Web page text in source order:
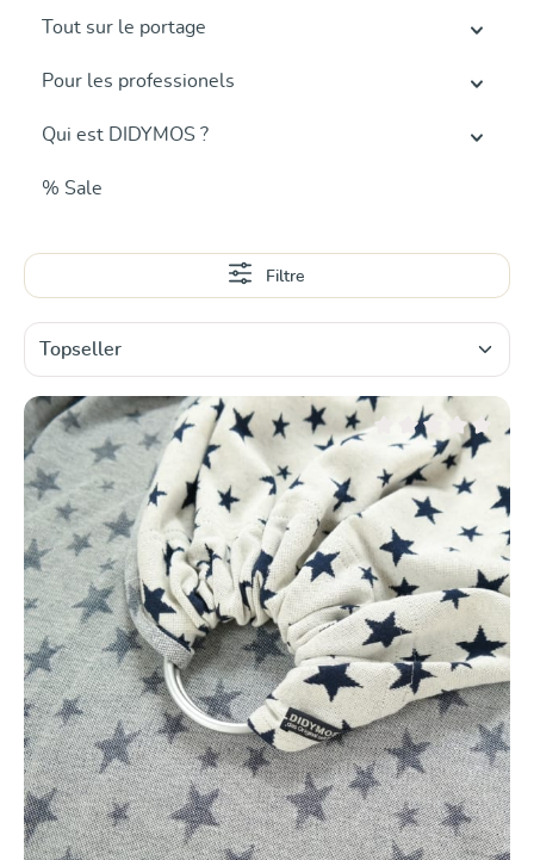
Tout sur le portage
Pour les professionels
Qui est DIDYMOS ?
% Sale
Filtre
Note moyenne de 0